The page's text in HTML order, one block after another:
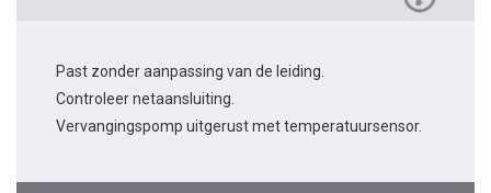
Past zonder aanpassing van de leiding.
Controleer netaansluiting.
Vervangingspomp uitgerust met temperatuursensor.